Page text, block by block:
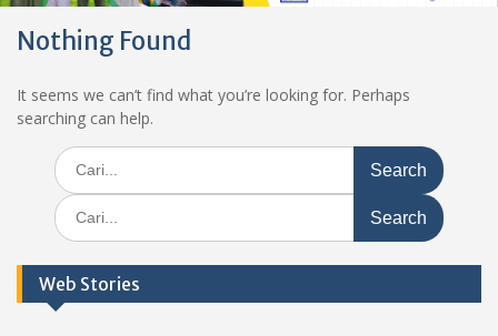
Nothing Found
It seems we can’t find what you’re looking for. Perhaps
searching can help.
Search
for:
Search
for:
Web Stories